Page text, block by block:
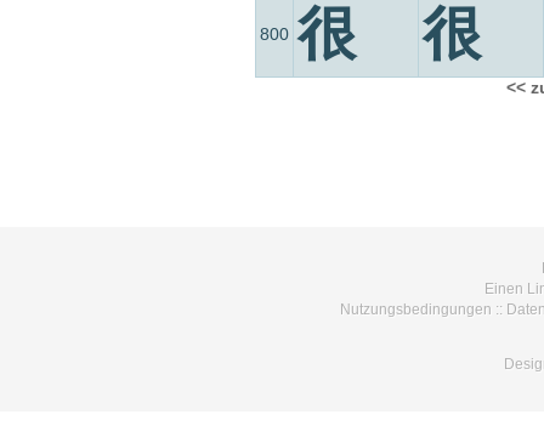
800 很 很
<<
Einen
Nutzungsbedingungen ::